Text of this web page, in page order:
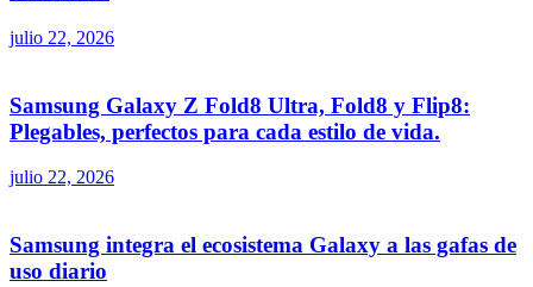
julio 22, 2026
Samsung Galaxy Z Fold8 Ultra, Fold8 y Flip8:
Plegables, perfectos para cada estilo de vida.
julio 22, 2026
Samsung integra el ecosistema Galaxy a las gafas de
uso diario